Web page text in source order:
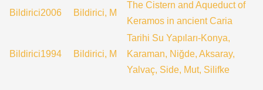
Bildirici2006 Bildirici, M
The Cistern and Aqueduct of
Keramos in ancient Caria
Bildirici1994 Bildirici, M
Tarihi Su Yapıları-Konya,
Karaman, Niğde, Aksaray,
Yalvaç, Side, Mut, Silifke